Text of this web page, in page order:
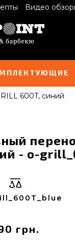
Видео
600T, синий
- o-
грн.